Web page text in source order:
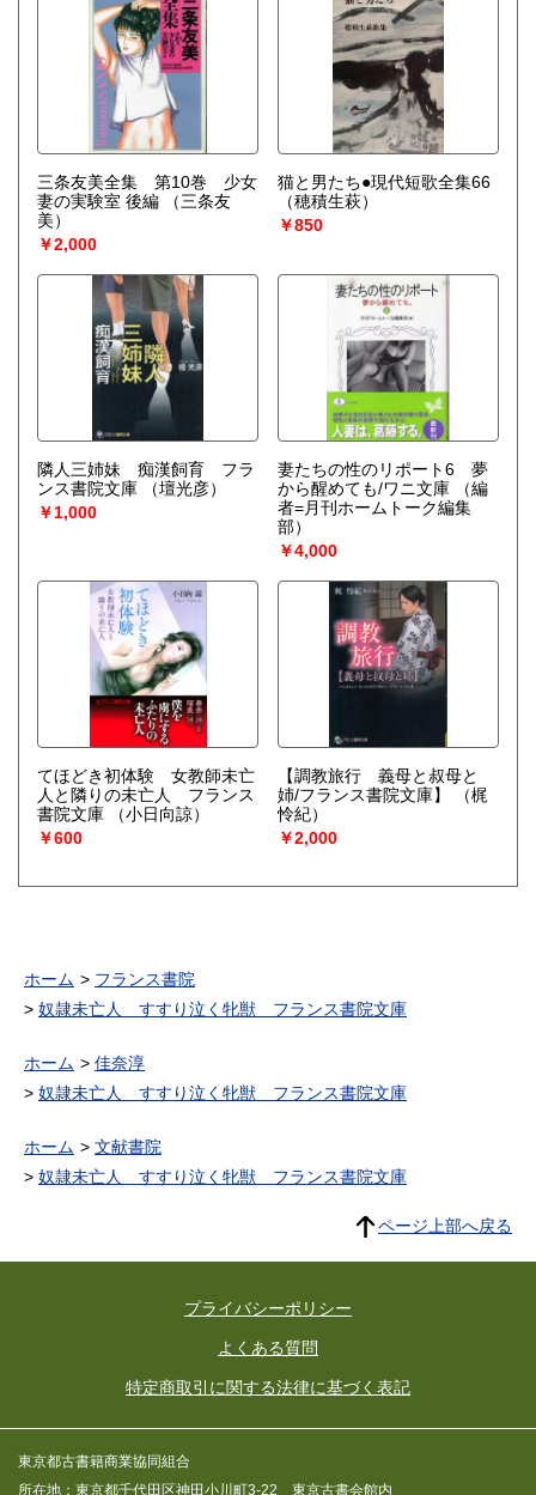
三条友美全集 第10巻 少女
妻の実験室 後編
（三条友
美）
￥2,000
猫と男たち●現代短歌全集66
（穂積生萩）
￥850
隣人三姉妹 痴漢飼育 フラ
ンス書院文庫
（壇光彦）
￥1,000
妻たちの性のリポート6 夢
から醒めても/ワニ文庫
（編
者=月刊ホームトーク編集
部）
￥4,000
てほどき初体験 女教師未亡
人と隣りの未亡人 フランス
書院文庫
（小日向諒）
￥600
【調教旅行 義母と叔母と
姉/フランス書院文庫】
（梶
怜紀）
￥2,000
ホーム
フランス書院
奴隷未亡人 すすり泣く牝獣 フランス書院文庫
ホーム
佳奈淳
奴隷未亡人 すすり泣く牝獣 フランス書院文庫
ホーム
文献書院
奴隷未亡人 すすり泣く牝獣 フランス書院文庫
ページ上部へ戻る
プライバシーポリシー
よくある質問
特定商取引に関する法律に基づく表記
東京都古書籍商業協同組合
所在地：東京都千代田区神田小川町3-22 東京古書会館内